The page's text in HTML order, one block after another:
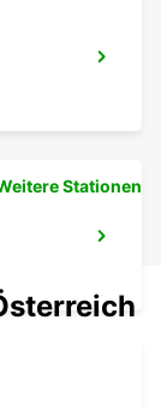
Stationen